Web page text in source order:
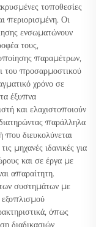
τοποθεσίες
περιορισμένη. Οι
ενσωματώνουν
τους,
παραμέτρων,
του προσαρμοστικού
χρόνο σε
έξυπνα
και ελαχιστοποιούν
παράλληλα
διευκολύνεται
μηχανές ιδανικές για
και σε έργα με
απαραίτητη.
συστημάτων με
εξοπλισμού
όπως
διαδικασιών